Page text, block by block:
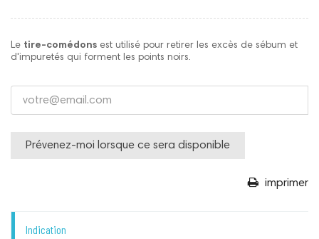
Le tire-comédons est utilisé pour retirer les excès de sébum et
d'impuretés qui forment les points noirs.
Prévenez-moi lorsque ce sera disponible
imprimer
Indication